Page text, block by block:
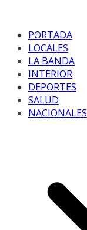
PORTADA
LOCALES
LA BANDA
INTERIOR
DEPORTES
SALUD
NACIONALES